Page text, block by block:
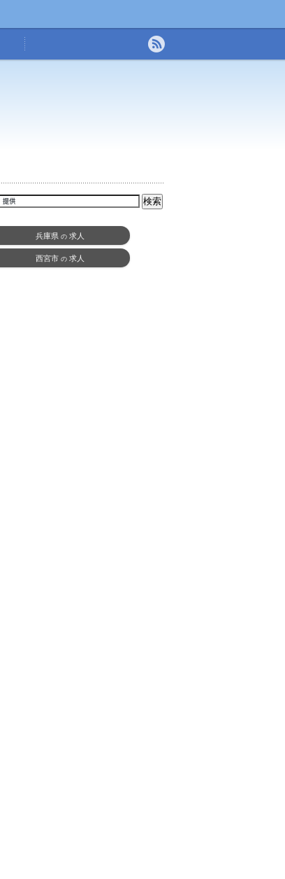
兵庫県 の 求人
西宮市 の 求人